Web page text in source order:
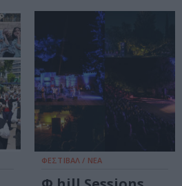
ΦΕΣΤΙΒΑΛ / ΝΕΑ